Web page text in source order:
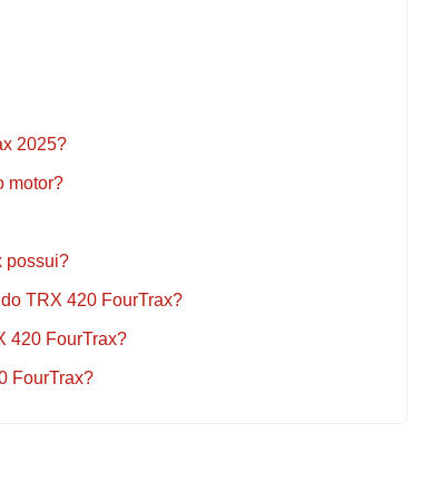
2025?
motor?
possui?
TRX 420 FourTrax?
420 FourTrax?
FourTrax?